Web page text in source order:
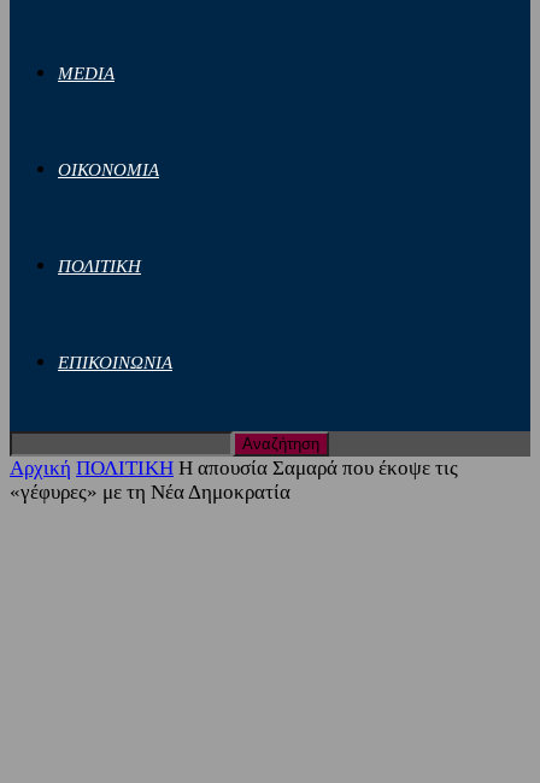
MEDIA
ΟΙΚΟΝΟΜΙΑ
ΠΟΛΙΤΙΚΗ
ΕΠΙΚΟΙΝΩΝΙΑ
Αρχική ΠΟΛΙΤΙΚΗ Η απουσία Σαμαρά που έκοψε τις
«γέφυρες» με τη Νέα Δημοκρατία